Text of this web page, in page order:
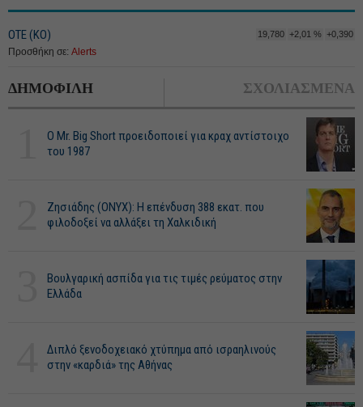
ΟΤΕ (ΚΟ) 19,780 +2,01 % +0,390
Προσθήκη σε: Alerts
ΔΗΜΟΦΙΛΗ ΣΧΟΛΙΑΣΜΕΝΑ
O Mr. Big Short προειδοποιεί για κραχ αντίστοιχο
του 1987
Ζησιάδης (ONYX): Η επένδυση 388 εκατ. που
φιλοδοξεί να αλλάξει τη Χαλκιδική
Βουλγαρική ασπίδα για τις τιμές ρεύματος στην
Ελλάδα
Διπλό ξενοδοχειακό χτύπημα από ισραηλινούς
στην «καρδιά» της Αθήνας